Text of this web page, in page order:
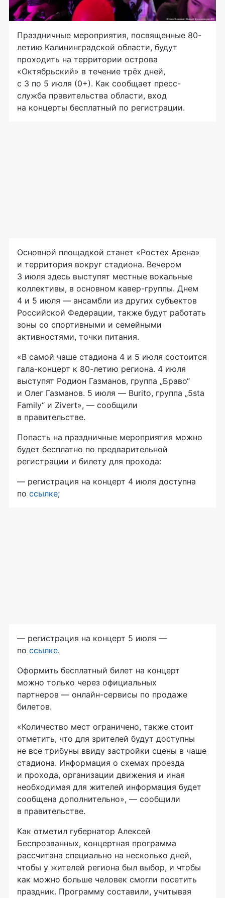
Праздничные мероприятия, посвященные 80-
летию Калининградской области, будут
проходить на территории острова
«Октябрьский» в течение трёх дней,
с 3 по 5 июля (0+). Как сообщает пресс-
служба правительства области, вход
на концерты бесплатный по регистрации.
Основной площадкой станет «Ростех Арена»
и территория вокруг стадиона. Вечером
3 июля здесь выступят местные вокальные
коллективы, в основном кавер-группы. Днем
4 и 5 июля — ансамбли из других субъектов
Российской Федерации, также будут работать
зоны со спортивными и семейными
активностями, точки питания.
«В самой чаше стадиона 4 и 5 июля состоится
гала-концерт к 80-летию региона. 4 июля
выступят Родион Газманов, группа „Браво“
и Олег Газманов. 5 июля — Burito, группа „5sta
Family“ и Zivert», — сообщили
в правительстве.
Попасть на праздничные мероприятия можно
будет бесплатно по предварительной
регистрации и билету для прохода:
— регистрация на концерт 4 июля доступна
по ссылке;
— регистрация на концерт 5 июля —
по ссылке.
Оформить бесплатный билет на концерт
можно только через официальных
партнеров — онлайн-сервисы по продаже
билетов.
«Количество мест ограничено, также стоит
отметить, что для зрителей будут доступны
не все трибуны ввиду застройки сцены в чаше
стадиона. Информация о схемах проезда
и прохода, организации движения и иная
необходимая для жителей информация будет
сообщена дополнительно», — сообщили
в правительстве.
Как отметил губернатор Алексей
Беспрозванных, концертная программа
рассчитана специально на несколько дней,
чтобы у жителей региона был выбор, и чтобы
как можно больше человек смогли посетить
праздник. Программу составили, учитывая